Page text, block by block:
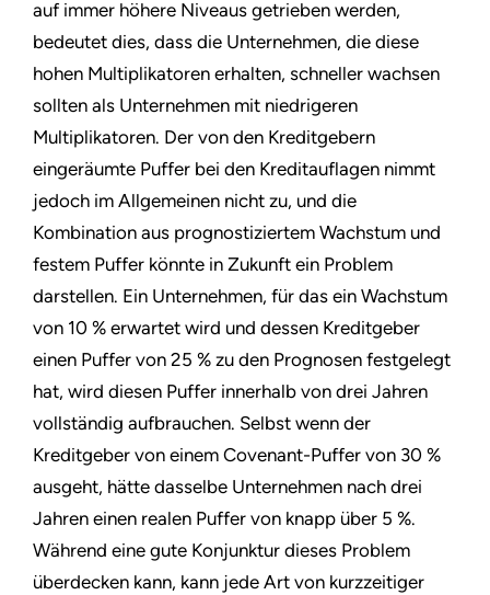
auf immer höhere Niveaus getrieben werden,
bedeutet dies, dass die Unternehmen, die diese
hohen Multiplikatoren erhalten, schneller wachsen
sollten als Unternehmen mit niedrigeren
Multiplikatoren. Der von den Kreditgebern
eingeräumte Puffer bei den Kreditauflagen nimmt
jedoch im Allgemeinen nicht zu, und die
Kombination aus prognostiziertem Wachstum und
festem Puffer könnte in Zukunft ein Problem
darstellen. Ein Unternehmen, für das ein Wachstum
von 10 % erwartet wird und dessen Kreditgeber
einen Puffer von 25 % zu den Prognosen festgelegt
hat, wird diesen Puffer innerhalb von drei Jahren
vollständig aufbrauchen. Selbst wenn der
Kreditgeber von einem Covenant-Puffer von 30 %
ausgeht, hätte dasselbe Unternehmen nach drei
Jahren einen realen Puffer von knapp über 5 %.
Während eine gute Konjunktur dieses Problem
überdecken kann, kann jede Art von kurzzeitiger